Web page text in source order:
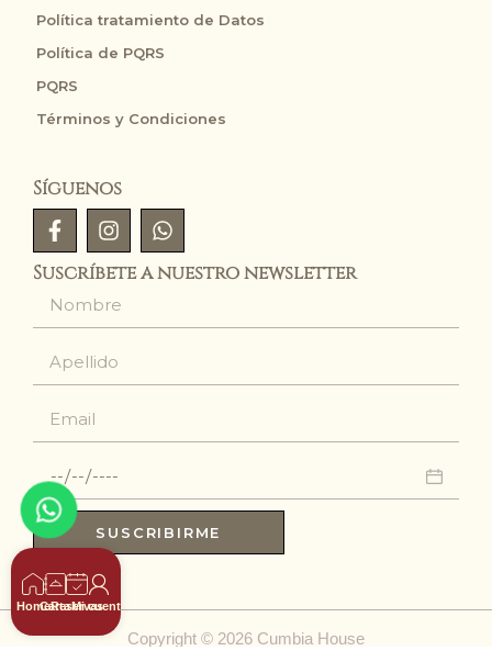
Política tratamiento de Datos
Política de PQRS
PQRS
Términos y Condiciones
Síguenos
Suscríbete a nuestro newsletter
SUSCRIBIRME
Copyright © 2026 Cumbia House
HomeCarta
Reservas
Mi cuenta